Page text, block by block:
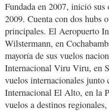
Fundada en 2007, inició sus
2009. Cuenta con dos hubs
principales. El Aeropuerto
Wilstermann, en
mayoría de sus vuelos
Internacional Viru Viru, en
vuelos internacionales junto
Internacional El Alto, en la
vuelos a destinos